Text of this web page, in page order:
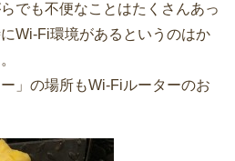
でも不便なことはたくさんあっ
Wi-Fi環境があるというのはか
」の場所もWi-Fiルーターのお